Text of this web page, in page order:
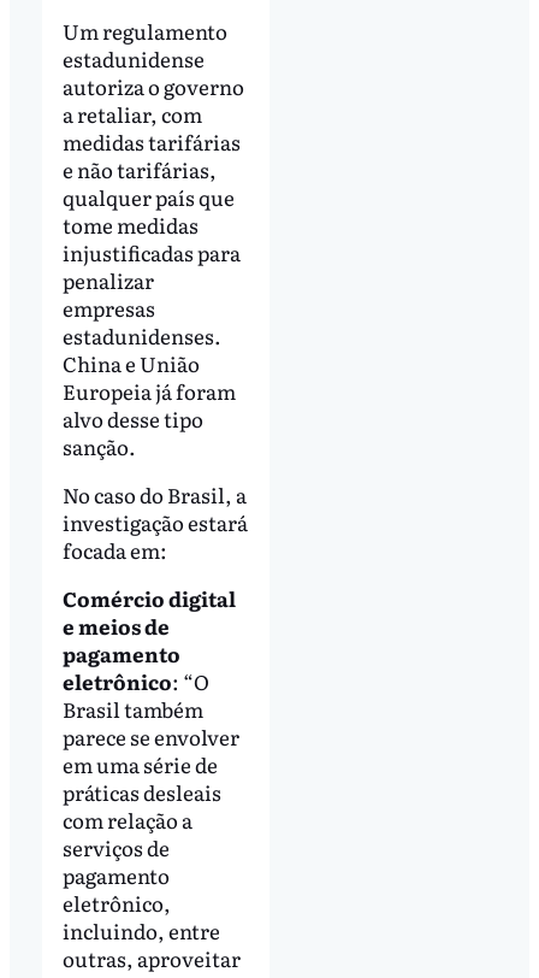
Um regulamento
estadunidense
autoriza o governo
a retaliar, com
medidas tarifárias
e não tarifárias,
qualquer país que
tome medidas
injustificadas para
penalizar
empresas
estadunidenses.
China e União
Europeia já foram
alvo desse tipo
sanção.
No caso do Brasil, a
investigação estará
focada em:
Comércio digital
e meios de
pagamento
eletrônico: “O
Brasil também
parece se envolver
em uma série de
práticas desleais
com relação a
serviços de
pagamento
eletrônico,
incluindo, entre
outras, aproveitar